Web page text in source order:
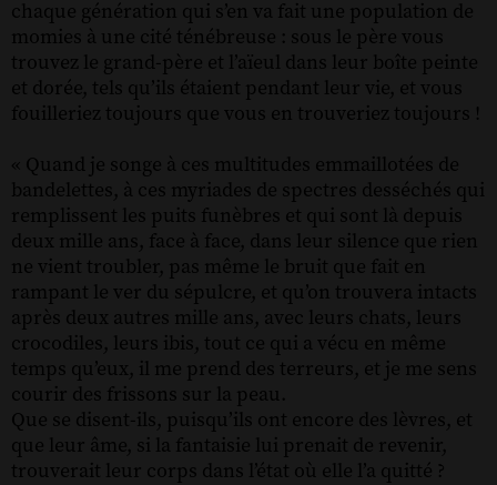
chaque génération qui s’en va fait une population de
momies à une cité ténébreuse : sous le père vous
trouvez le grand-père et l’aïeul dans leur boîte peinte
et dorée, tels qu’ils étaient pendant leur vie, et vous
fouilleriez toujours que vous en trouveriez toujours !
« Quand je songe à ces multitudes emmaillotées de
bandelettes, à ces myriades de spectres desséchés qui
remplissent les puits funèbres et qui sont là depuis
deux mille ans, face à face, dans leur silence que rien
ne vient troubler, pas même le bruit que fait en
rampant le ver du sépulcre, et qu’on trouvera intacts
après deux autres mille ans, avec leurs chats, leurs
crocodiles, leurs ibis, tout ce qui a vécu en même
temps qu’eux, il me prend des terreurs, et je me sens
courir des frissons sur la peau.
Que se disent-ils, puisqu’ils ont encore des lèvres, et
que leur âme, si la fantaisie lui prenait de revenir,
trouverait leur corps dans l’état où elle l’a quitté ?